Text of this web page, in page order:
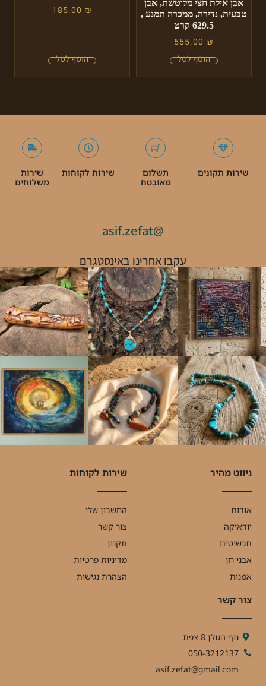
אבן אילת חצי מלוטשת, אבן
טבעית, נדירה, ממכרה תמנע ,
629.5 קרט
555.00 ₪
185.00 ₪
שירות תקונים
תשלום
מאובטח
שירות לקוחות
שירות
משלוחים
@asif.zefat
עקבו אחרינו באינסטגרם
ניווט מהיר
אודות
יודאיקה
תכשיטים
אבני חן
אמנות
שירות לקוחות
החשבון שלי
צור קשר
תקנון
מדיניות פרטיות
הצהרת נגישות
צור קשר
נוף הגולן 8 צפת
050-3212137
asif.zefat@gmail.com